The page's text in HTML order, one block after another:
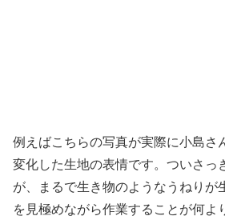
例えばこちらの写真が実際に小島さ
変化した生地の表情です。ついさっ
が、まるで生き物のようなうねりが
を見極めながら作業することが何よ